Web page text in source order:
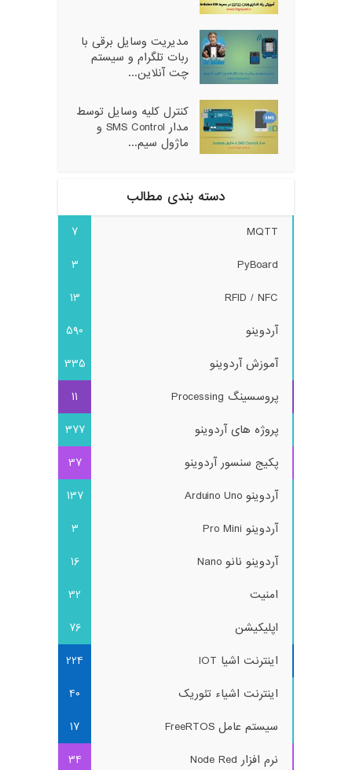
مدیریت وسایل برقی با
ربات تلگرام و سیستم
چت آنلاین...
کنترل کلیه وسایل توسط
مدار SMS Control و
ماژول سیم...
دسته بندی مطالب
MQTT
7
PyBoard
3
RFID / NFC
13
آردوینو
590
آموزش آردوینو
335
پروسسینگ Processing
11
پروژه های آردوینو
377
پکیج سنسور آردوینو
37
آردوینو Arduino Uno
137
آردوینو Pro Mini
3
آردوینو نانو Nano
16
امنیت
32
اپلیکیشن
76
اینترنت اشیا IOT
224
اینترنت اشیاء تئوریک
40
سیستم عامل FreeRTOS
17
نرم افزار Node Red
34